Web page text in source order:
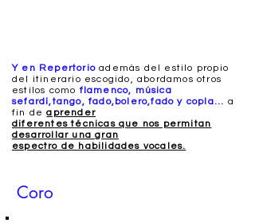
Y en Repertorio además del estilo propio
del itinerario escogido, abordamos otros
estilos como flamenco, música
sefardí,tango, fado,bolero,fado y copla... a
fin deaprender
diferentes técnicas que nos permitan
desarrollar una gran
espectro de habilidades vocales.
Coro